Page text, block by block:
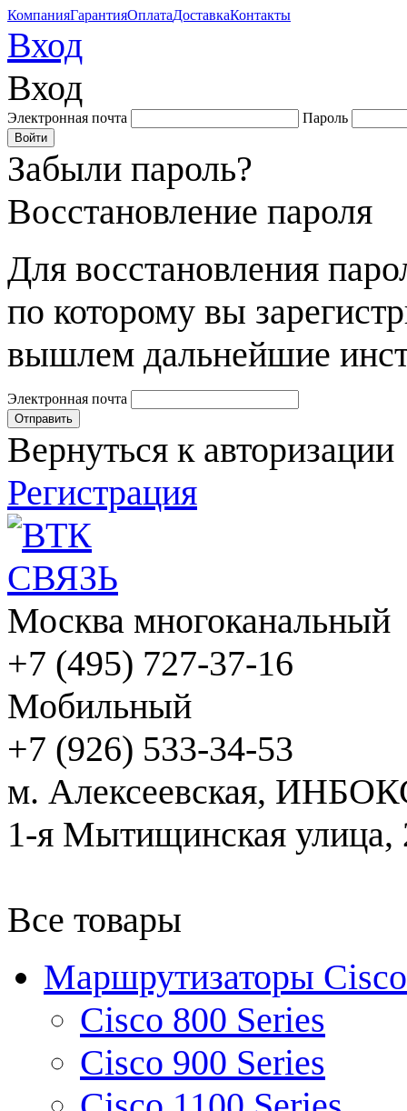
КомпанияГарантияОплатаДоставкаКонтакты
Вход
Вход
Электронная почта Пароль
Забыли пароль?
Восстановление пароля
Для восстановления
по которому вы
вышлем дальнейшие
Электронная почта
Вернуться к авторизации
Регистрация
Москва многоканальный
+7 (495) 727-37-16
Мобильный
+7 (926) 533-34-53
м. Алексеевская,
1-я Мытищинская улица,
Все товары
Маршрутизаторы Cisco
Cisco 800 Series
Cisco 900 Series